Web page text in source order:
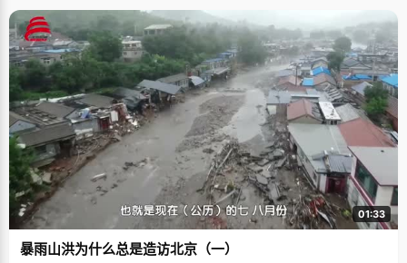
01:33
暴雨山洪为什么总是造访北京（一）